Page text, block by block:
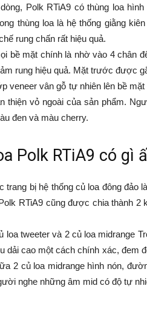
Polk RTiA9 có thùng loa
thùng loa là hệ thống giằng
rung chấn rất hiệu quả.
bề mặt chính là nhờ vào 4 chân
rung hiệu quả. Mặt trước được
veneer vân gỗ tự nhiên lên bề mặt
thiện vỏ ngoài của sản phẩm.
đen và màu cherry.
Polk RTiA9 có gì
trang bị hệ thống củ loa đông đảo
RTiA9 cũng được chia thành 2
tweeter và 2 củ loa midrange
cao một cách chính xác, đem
2 củ loa midrange hình nón,
nghe những âm mid có độ tự